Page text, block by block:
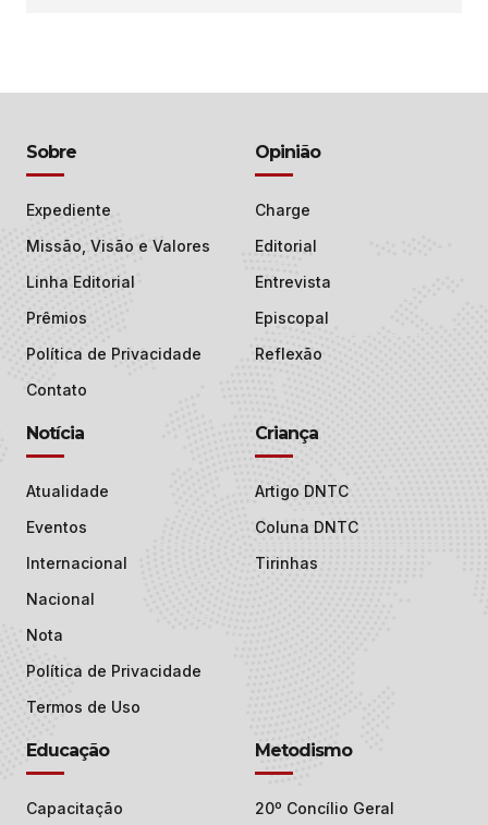
Sobre
Expediente
Missão, Visão e Valores
Linha Editorial
Prêmios
Política de Privacidade
Contato
Opinião
Charge
Editorial
Entrevista
Episcopal
Reflexão
Notícia
Atualidade
Eventos
Internacional
Nacional
Nota
Política de Privacidade
Termos de Uso
Criança
Artigo DNTC
Coluna DNTC
Tirinhas
Educação
Capacitação
Metodismo
20º Concílio Geral